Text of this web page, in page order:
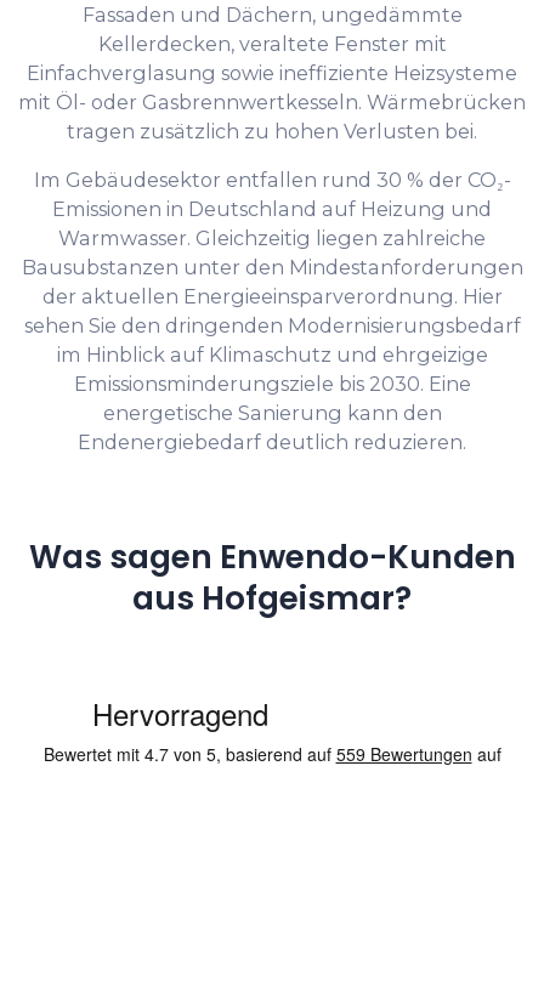
Fassaden und Dächern, ungedämmte
Kellerdecken, veraltete Fenster mit
Einfachverglasung sowie ineffiziente Heizsysteme
mit Öl- oder Gasbrennwertkesseln. Wärmebrücken
tragen zusätzlich zu hohen Verlusten bei.
Im Gebäudesektor entfallen rund 30 % der CO₂-
Emissionen in Deutschland auf Heizung und
Warmwasser. Gleichzeitig liegen zahlreiche
Bausubstanzen unter den Mindestanforderungen
der aktuellen Energieeinsparverordnung. Hier
sehen Sie den dringenden Modernisierungsbedarf
im Hinblick auf Klimaschutz und ehrgeizige
Emissionsminderungsziele bis 2030. Eine
energetische Sanierung kann den
Endenergiebedarf deutlich reduzieren.
Was sagen Enwendo-Kunden
aus Hofgeismar?